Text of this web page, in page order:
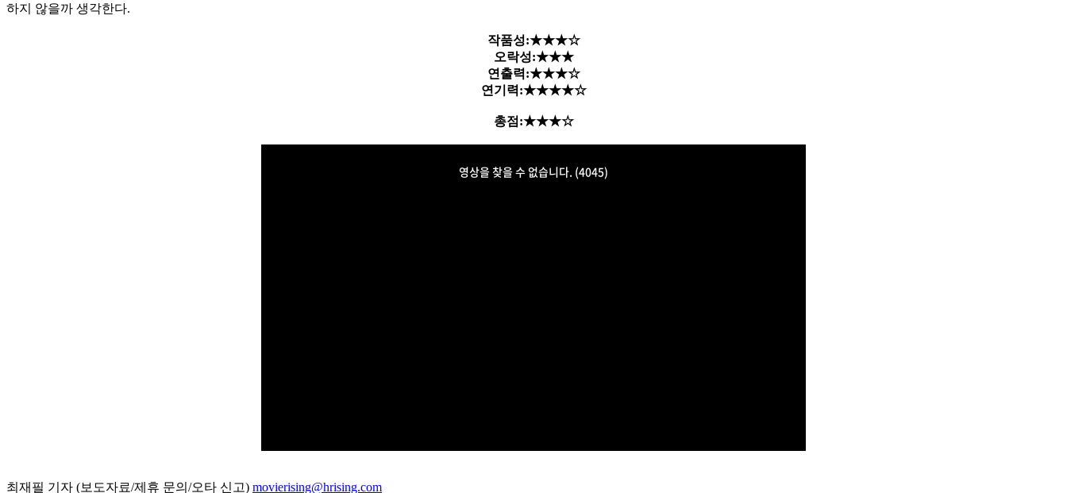
하지 않을까 생각한다.
작품성:★★★☆
오락성:★★★
연출력:★★★☆
연기력:★★★★☆
총점:★★★☆
최재필 기자 (보도자료/제휴 문의/오타 신고) movierising@hrising.com